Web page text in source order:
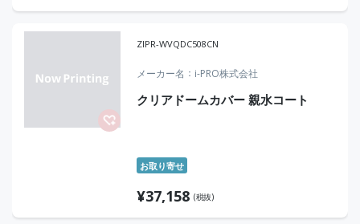
ZIPR-WVQDC508CN
メーカー名 i-PRO株式会社
クリアドームカバー 親水コート
お取り寄せ
¥37,158 (税抜)